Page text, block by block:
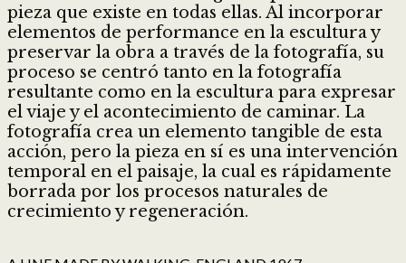
pieza que existe en todas ellas. Al incorporar
elementos de performance en la escultura y
preservar la obra a través de la fotografía, su
proceso se centró tanto en la fotografía
resultante como en la escultura para expresar
el viaje y el acontecimiento de caminar. La
fotografía crea un elemento tangible de esta
acción, pero la pieza en sí es una intervención
temporal en el paisaje, la cual es rápidamente
borrada por los procesos naturales de
crecimiento y regeneración.